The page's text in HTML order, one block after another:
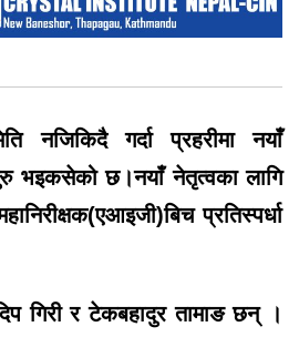
नजिकिदै गर्दा प्रहरीमा
नयाँ
भइकसेको छ।नयाँ नेतृत्वका लागि
(एआइजी)बिच प्रतिस्पर्धा
गिरी र टेकबहादुर तामाङ छन्
।